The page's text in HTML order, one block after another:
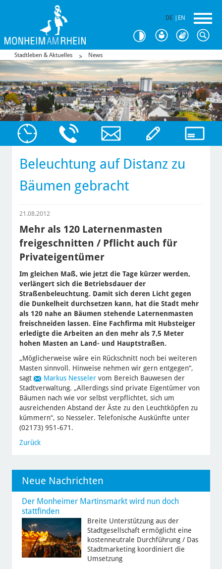
DE EN
Stadtleben & Aktuelles News
Beleuchtung auf Distanz zu
Bäumen gebracht
21.08.2012
Mehr als 120 Laternenmasten
freigeschnitten / Pflicht auch für
Privateigentümer
Im gleichen Maß, wie jetzt die Tage kürzer werden,
verlängert sich die Betriebsdauer der
Straßenbeleuchtung. Damit sich deren Licht gegen
die Dunkelheit durchsetzen kann, hat die Stadt mehr
als 120 nahe an Bäumen stehende Laternenmasten
freischneiden lassen. Eine Fachfirma mit Hubsteiger
erledigte die Arbeiten an den mehr als 7,5 Meter
hohen Masten an Land- und Hauptstraßen.
„Möglicherweise wäre ein Rückschnitt noch bei weiteren
Masten sinnvoll. Hinweise nehmen wir gern entgegen“,
sagt
Markus Nesselervom Bereich Bauwesen der
Stadtverwaltung. „Allerdings sind private Eigentümer von
Bäumen nach wie vor selbst verpflichtet, sich um
ausreichenden Abstand der Äste zu den Leuchtköpfen zu
kümmern“, so Nesseler. Telefonische Auskünfte unter
(02173) 951-671.
Zurück
Neue Nachrichten
Der Monheimer Martinsmarkt wird nun doch
stattfinden
Breite Unterstützung aus der
Stadtgesellschaft ermöglicht eine
kostenneutrale Durchführung / Das
Stadtmarketing koordiniert die
Umsetzung